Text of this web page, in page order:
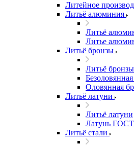
Литейное
Литьё алюминия
Литьё
Литье
Литьё бронзы
Литьё бронзы
Оловянная
Литьё латуни
Литьё латуни
Латунь ГОСТ
Литьё стали